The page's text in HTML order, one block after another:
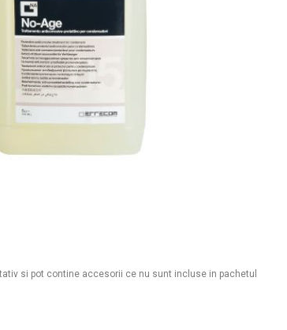
si pot contine accesorii ce nu sunt incluse in pachetul